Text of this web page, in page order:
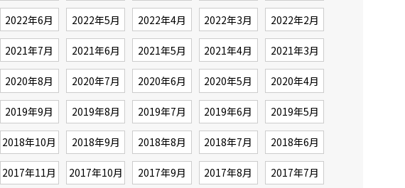
2022年6月 2022年5月 2022年4月 2022年3月 2022年2月
2021年7月 2021年6月 2021年5月 2021年4月 2021年3月
2020年8月 2020年7月 2020年6月 2020年5月 2020年4月
2019年9月 2019年8月 2019年7月 2019年6月 2019年5月
2018年10月 2018年9月 2018年8月 2018年7月 2018年6月
2017年11月 2017年10月 2017年9月 2017年8月 2017年7月